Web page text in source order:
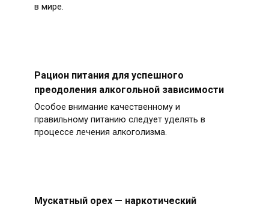
в мире.
Рацион питания для успешного
преодоления алкогольной зависимости
Особое внимание качественному и
правильному питанию следует уделять в
процессе лечения алкоголизма.
Мускатный орех — наркотический